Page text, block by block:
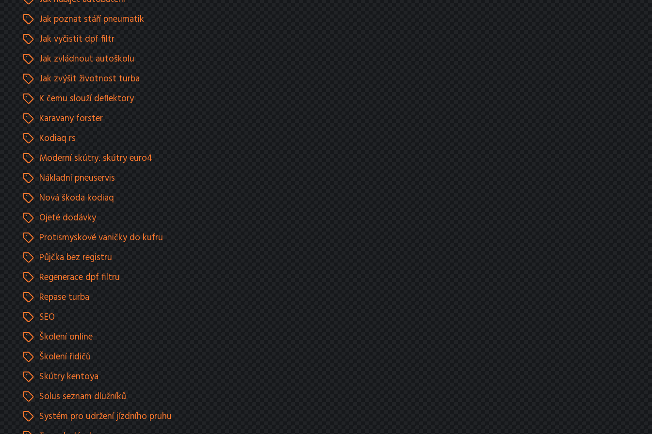
Jak poznat stáří pneumatik
Jak vyčistit dpf filtr
Jak zvládnout autoškolu
Jak zvýšit životnost turba
K čemu slouží deflektory
Karavany forster
Kodiaq rs
Moderní skútry. skútry euro4
Nákladní pneuservis
Nová škoda kodiaq
Ojeté dodávky
Protismyskové vaničky do kufru
Půjčka bez registru
Regenerace dpf filtru
Repase turba
SEO
Školení online
Školení řidičů
Skútry kentoya
Solus seznam dlužníků
Systém pro udržení jízdního pruhu